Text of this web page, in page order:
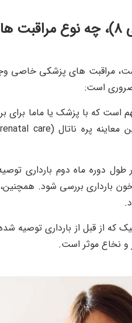
در ماه دوم بارداری (هفته‌های 5
دوم بارداری، که شامل هفته‌ های 5 تا 8
است:
است که با پزشک یا ماما
طول دوره ماه دوم بارداری
خون بارداری بررسی شود.
از قبل از بارداری توصیه شده
و نخاع موثر است.